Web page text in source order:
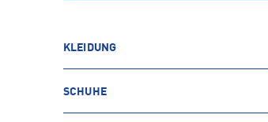
KLEIDUNG
SCHUHE